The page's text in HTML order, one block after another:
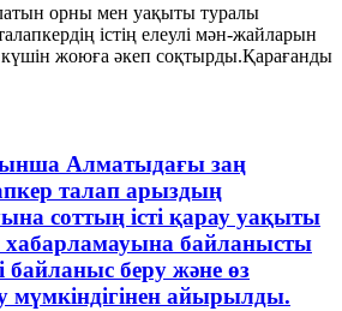
орны мен уақыты туралы
істің елеулі мән-жайларын
күшін жоюға әкеп соқтырды.Қарағанды
Алматыдағы заң
талап арыздың
соттың істі қарау уақыты
байланысты
байланыс беру және өз
мүмкіндігінен айырылды.